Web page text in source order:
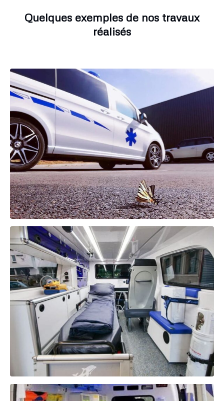
Quelques exemples de nos travaux
réalisés